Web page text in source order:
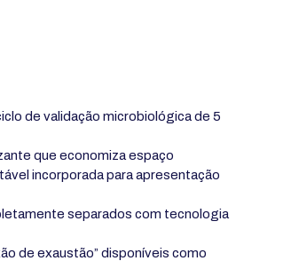
de validação microbiológica de 5
que economiza espaço
incorporada para apresentação
separados com tecnologia
de exaustão” disponíveis como